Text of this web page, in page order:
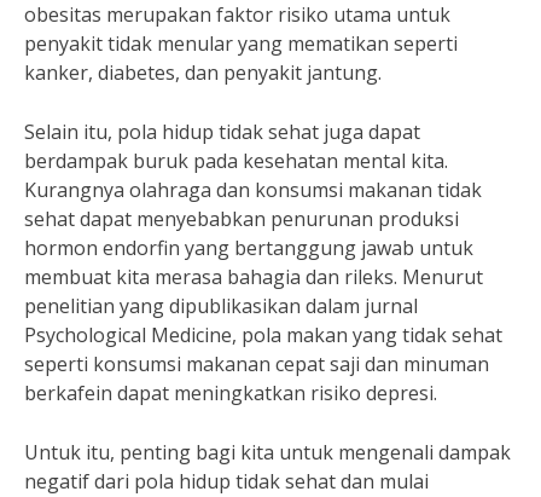
obesitas merupakan faktor risiko utama untuk
penyakit tidak menular yang mematikan seperti
kanker, diabetes, dan penyakit jantung.
Selain itu, pola hidup tidak sehat juga dapat
berdampak buruk pada kesehatan mental kita.
Kurangnya olahraga dan konsumsi makanan tidak
sehat dapat menyebabkan penurunan produksi
hormon endorfin yang bertanggung jawab untuk
membuat kita merasa bahagia dan rileks. Menurut
penelitian yang dipublikasikan dalam jurnal
Psychological Medicine, pola makan yang tidak sehat
seperti konsumsi makanan cepat saji dan minuman
berkafein dapat meningkatkan risiko depresi.
Untuk itu, penting bagi kita untuk mengenali dampak
negatif dari pola hidup tidak sehat dan mulai